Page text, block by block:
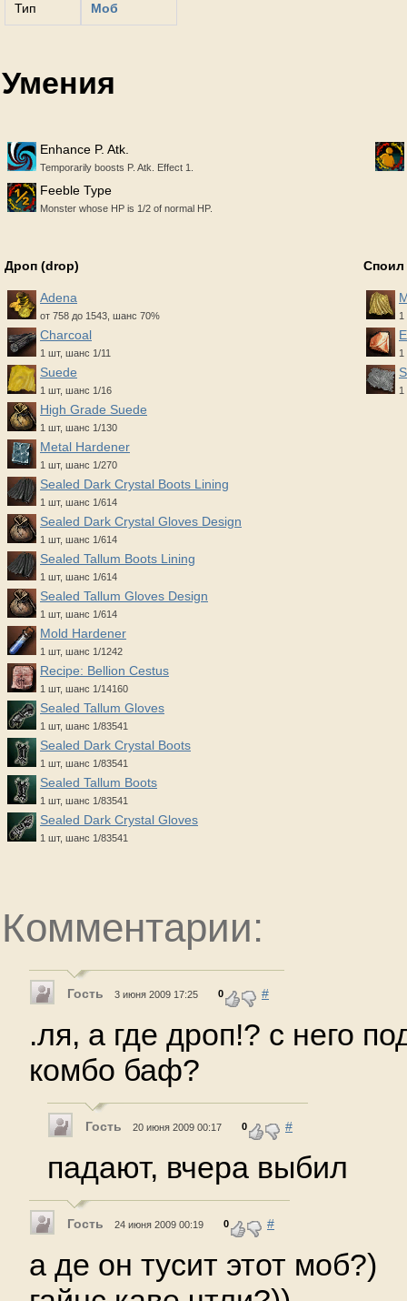
Тип Моб
Умения
Enhance P. Atk.
Temporarily boosts P. Atk. Effect 1.
Feeble Type
Monster whose HP is 1/2 of normal HP.
Дроп (drop)
Adena
от 758 до 1543, шанс 70%
Charcoal
1 шт, шанс 1/11
Suede
1 шт, шанс 1/16
High Grade Suede
1 шт, шанс 1/130
Metal Hardener
1 шт, шанс 1/270
Sealed Dark Crystal Boots Lining
1 шт, шанс 1/614
Sealed Dark Crystal Gloves Design
1 шт, шанс 1/614
Sealed Tallum Boots Lining
1 шт, шанс 1/614
Sealed Tallum Gloves Design
1 шт, шанс 1/614
Mold Hardener
1 шт, шанс 1/1242
Recipe: Bellion Cestus
1 шт, шанс 1/14160
Sealed Tallum Gloves
1 шт, шанс 1/83541
Sealed Dark Crystal Boots
1 шт, шанс 1/83541
Sealed Tallum Boots
1 шт, шанс 1/83541
Sealed Dark Crystal Gloves
1 шт, шанс 1/83541
Споил
1
1
1
Комментарии:
Гость 3 июня 2009 17:25 0 #
.ля, а где дроп!? с него
комбо баф?
Гость 20 июня 2009 00:17 0 #
падают, вчера выбил
Гость 24 июня 2009 00:19 0 #
а де он тусит этот моб?)